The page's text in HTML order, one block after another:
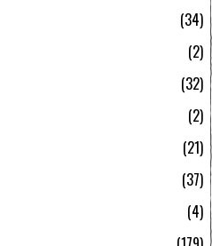
34
2
32
2
21
37
4